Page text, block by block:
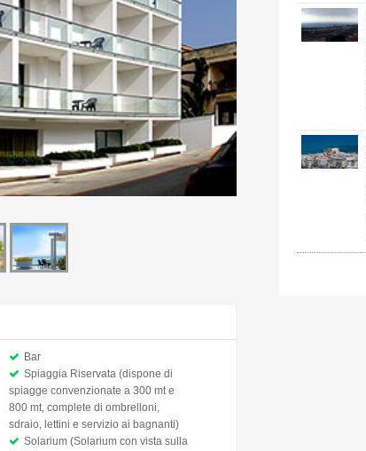
Bar
Spiaggia Riservata (dispone di
spiagge convenzionate a 300 mt e
800 mt, complete di ombrelloni,
sdraio, lettini e servizio ai bagnanti)
Solarium (Solarium con vista sulla